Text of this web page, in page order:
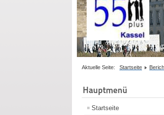
Aktuelle Seite: Startseite
Hauptmenü
Startseite